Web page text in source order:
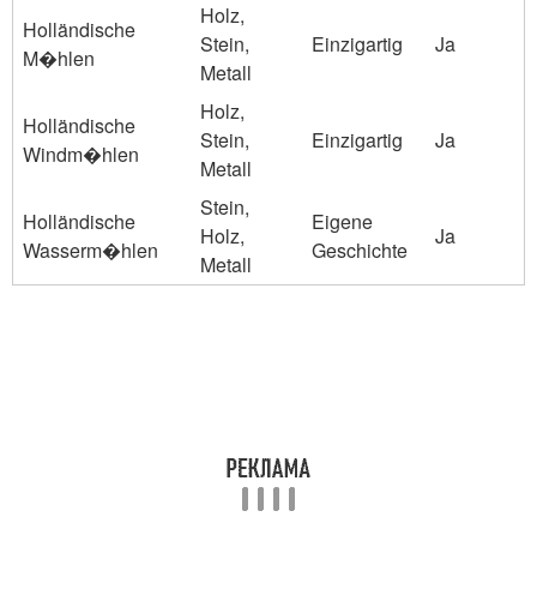
Holländische
M�hlen
Holz,
Stein,
Metall
Einzigartig Ja
Holländische
Windm�hlen
Holz,
Stein,
Metall
Einzigartig Ja
Holländische
Wasserm�hlen
Stein,
Holz,
Metall
Eigene
Geschichte
Ja